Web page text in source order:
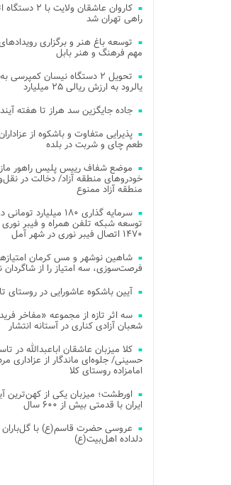
کاروان عاشقان
راهی تهران شد
مهم فرهنگ و هنر بابل
تحویل ۲ دستگاه نیسان
یالرود به ارزش ریالی ۲۵ میلیارد
جاده جایگزین سد هراز تا هفته
طعم چای و شربت در بلده
موضع شفاف رییس پلیس راهور
خودروهای منطقه آزاد/ دخالت در
منطقه آزاد ممنوع
سرمایه گذاری ۱۸۰
توسعه شبکه تلفن همراه و فیبر نوری
۱۴۷۰ اتصال فیبر نوری در شهر آمل
شاهین نوشهر و مس کرمان
فرصت‌سوزی، سه امتیاز را از
آیین باشکوه عاشورایی در روستای
سه اثر تازه از مجموعه «مفاخر
شعبان آزادی کناری در آستانه انتشار
کلا میزبان عاشقان اباعبدالله در
حسینی/ جلوه‌ای ماندگار از عزاداری
امامزاده روستای کلا
اورطشت؛ میزبان یکی از کهن‌ترین
ایران با قدمتی بیش از ۶۰۰ سال
عروسی حضرت قاسم(ع) با گل‌باران
دلداده اهل‌بیت(ع)